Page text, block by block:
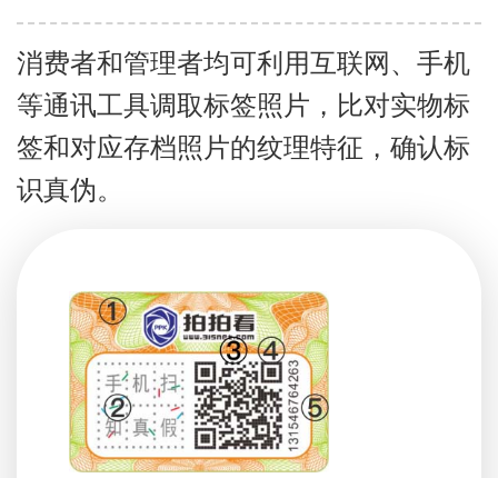
消费者和管理者均可利用互联网、手机
等通讯工具调取标签照片，比对实物标
签和对应存档照片的纹理特征，确认标
识真伪。